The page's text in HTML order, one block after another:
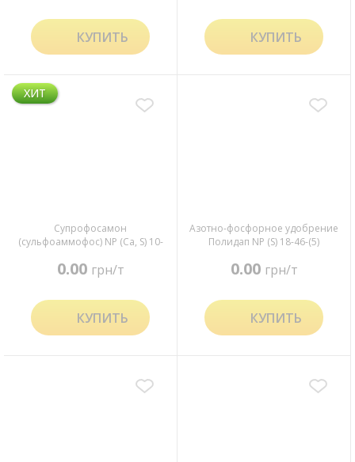
КУПИТЬ КУПИТЬ
ХИТ
Супрофосамон
(сульфоаммофос) NP (Ca, S) 10-
0.00 грн/т
КУПИТЬ
Азотно-фосфорное удобрение
Полидап NP (S) 18-46-(5)
0.00 грн/т
КУПИТЬ